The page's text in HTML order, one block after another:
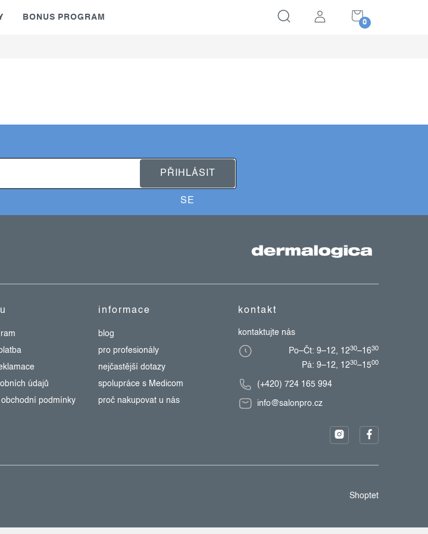
NÁKUPNÍ
KOŠÍK
BONUS PROGRAM
PŘIHLÁSIT
SE
údajů
podmínky
informace
blog
pro profesionály
nejčastější dotazy
spolupráce s Medicom
proč nakupovat u nás
kontakt
kontaktujte nás
Po–Čt: 9–12, 1230–1630
Pá: 9–12, 1230–1500
(+420) 724 165 994
info@salonpro.cz